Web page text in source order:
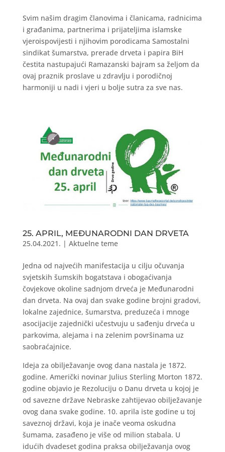
Svim našim dragim članovima i članicama, radnicima
i građanima, partnerima i prijateljima islamske
vjeroispovijesti i njihovim porodicama Samostalni
sindikat šumarstva, prerade drveta i papira BiH
čestita nastupajući Ramazanski bajram sa željom da
ovaj praznik proslave u zdravlju i porodičnoj
harmoniji u nadi i vjeri u bolje sutra za sve nas.
25. APRIL, MEĐUNARODNI DAN DRVETA
25.04.2021. | Aktuelne teme
Jedna od najvećih manifestacija u cilju očuvanja
svjetskih šumskih bogatstava i obogaćivanja
čovjekove okoline sadnjom drveća je Međunarodni
dan drveta. Na ovaj dan svake godine brojni gradovi,
lokalne zajednice, šumarstva, preduzeća i mnoge
asocijacije zajednički učestvuju u sađenju drveća u
parkovima, alejama i na zelenim površinama uz
saobraćajnice.
Ideja za obilježavanje ovog dana nastala je 1872.
godine. Američki novinar Julius Sterling Morton 1872.
godine objavio je Rezoluciju o Danu drveta u kojoj je
od savezne države Nebraske zahtijevao obilježavanje
ovog dana svake godine. 10. aprila iste godine u toj
saveznoj državi, koja je inače veoma oskudna
šumama, zasađeno je više od milion stabala. U
idućih dvadeset godina praksa obilježavanja ovog